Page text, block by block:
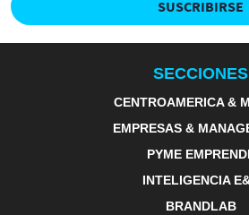
SUSCRIBIRSE
SECCIONES
CENTROAMERICA &
EMPRESAS &
PYME
INTELIGENCIA
BRANDLAB